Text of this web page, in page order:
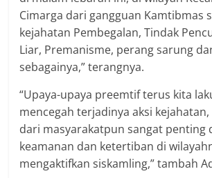
Cimarga dari gangguan Kamtibmas
kejahatan Pembegalan, Tindak
Liar, Premanisme, perang sarung
sebagainya,” terangnya.
“Upaya-upaya preemtif terus kita
mencegah terjadinya aksi
dari masyarakatpun sangat penting
keamanan dan ketertiban di
mengaktifkan siskamling,” tambah